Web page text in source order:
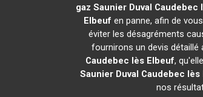
gaz Saunier Duval Caudebec
Elbeuf en panne, afin de
éviter les désagréments
fournirons un devis détaillé
Caudebec lès Elbeuf,
Saunier Duval Caudebec lès
nos